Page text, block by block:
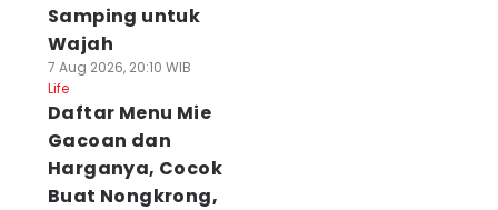
Samping untuk
Wajah
7 Aug 2026, 20:10 WIB
Life
Daftar Menu Mie
Gacoan dan
Harganya, Cocok
Buat Nongkrong,